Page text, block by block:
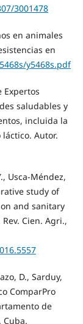
3001478
en animales
en
y5468s.pdf
Expertos
saludables y
incluida la
Autor.
Usca-Méndez,
study of
and sanitary
Cien. Agri.,
D., Sarduy,
ComparPro
de